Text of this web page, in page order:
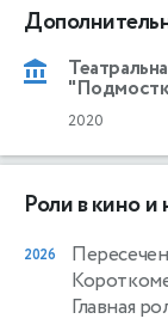
2020
Роли в кино и
2026
Главная